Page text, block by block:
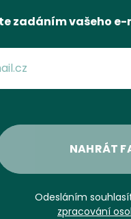
zadáním vašeho
NAHRÁT
Odesláním
zpracování